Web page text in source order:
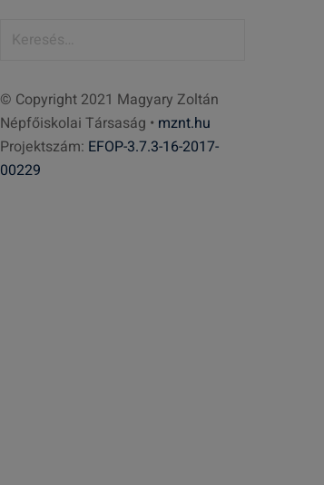
e
s
é
s
© Copyright 2021 Magyary Zoltán
Népfőiskolai Társaság • mznt.hu
Projektszám: EFOP-3.7.3-16-2017-
00229